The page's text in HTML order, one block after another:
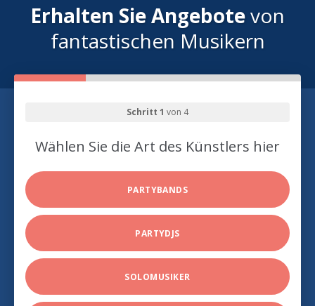
Erhalten Sie Angebotevon
fantastischen Musikern
Schritt 1 von 4
Wählen Sie die Art des Künstlers hier
PARTYBANDS
PARTYDJS
SOLOMUSIKER